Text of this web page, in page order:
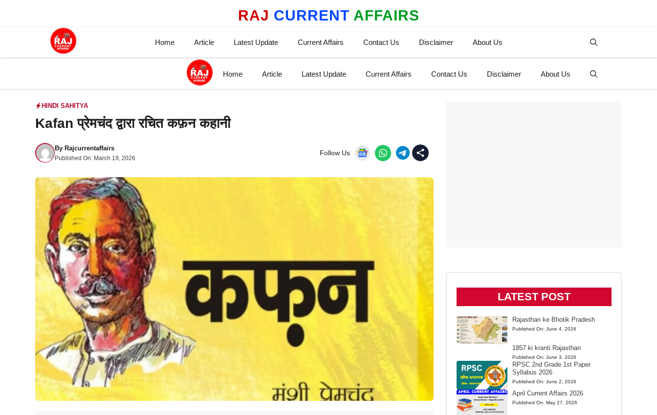
RAJ CURRENT AFFAIRS
Home Article Latest Update Current Affairs Contact Us Disclaimer About Us
Home Article Latest Update Current Affairs Contact Us Disclaimer About Us
HINDI SAHITYA
Kafan प्रेमचंद द्वारा रचित कफ़न कहानी
By Rajcurrentaffairs
Published On: March 19, 2026
Follow Us
LATEST POST
Rajasthan ke Bhotik Pradesh
Published On: June 4, 2026
1857 ki kranti Rajasthan
Published On: June 3, 2026
RPSC 2nd Grade 1st Paper
Syllabus 2026
Published On: June 2, 2026
April Current Affairs 2026
Published On: May 27, 2026